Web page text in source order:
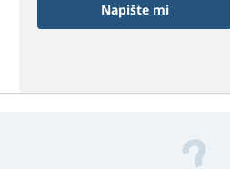
Napište mi